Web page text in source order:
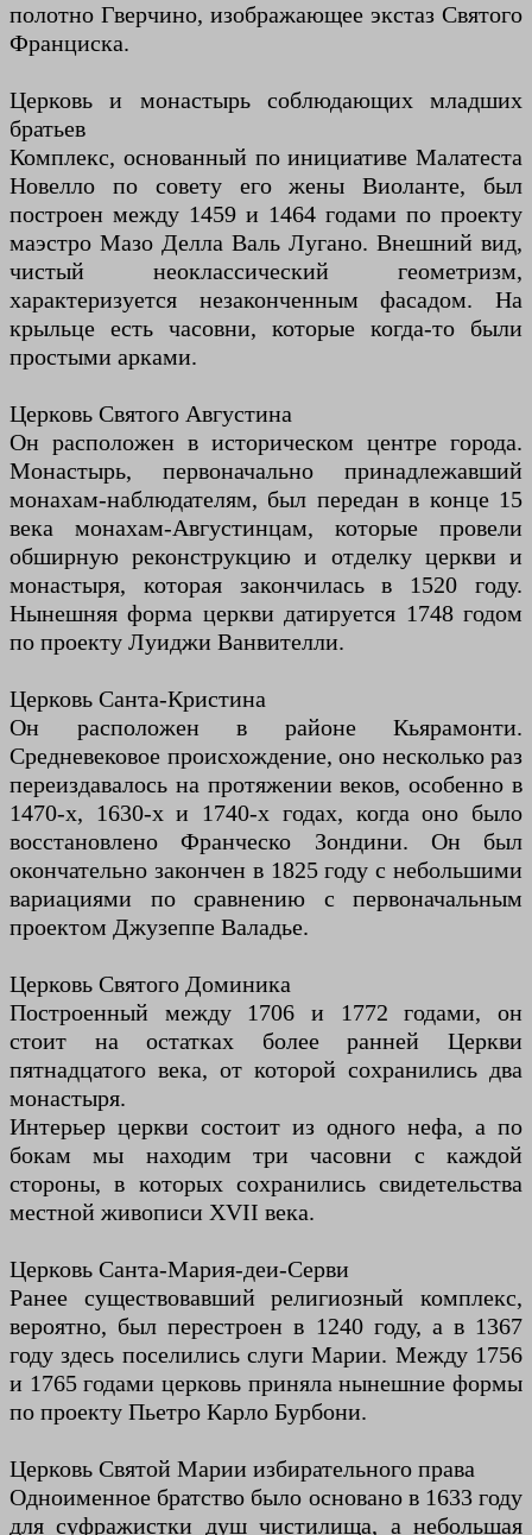
полотно Гверчино, изображающее экстаз Святого
Франциска.
Церковь и монастырь соблюдающих младших
братьев
Комплекс, основанный по инициативе Малатеста
Новелло по совету его жены Виоланте, был
построен между 1459 и 1464 годами по проекту
маэстро Мазо Делла Валь Лугано. Внешний вид,
чистый неоклассический геометризм,
характеризуется незаконченным фасадом. На
крыльце есть часовни, которые когда-то были
простыми арками.
Церковь Святого Августина
Он расположен в историческом центре города.
Монастырь, первоначально принадлежавший
монахам-наблюдателям, был передан в конце 15
века монахам-Августинцам, которые провели
обширную реконструкцию и отделку церкви и
монастыря, которая закончилась в 1520 году.
Нынешняя форма церкви датируется 1748 годом
по проекту Луиджи Ванвителли.
Церковь Санта-Кристина
Он расположен в районе Кьярамонти.
Средневековое происхождение, оно несколько раз
переиздавалось на протяжении веков, особенно в
1470-х, 1630-х и 1740-х годах, когда оно было
восстановлено Франческо Зондини. Он был
окончательно закончен в 1825 году с небольшими
вариациями по сравнению с первоначальным
проектом Джузеппе Валадье.
Церковь Святого Доминика
Построенный между 1706 и 1772 годами, он
стоит на остатках более ранней Церкви
пятнадцатого века, от которой сохранились два
монастыря.
Интерьер церкви состоит из одного нефа, а по
бокам мы находим три часовни с каждой
стороны, в которых сохранились свидетельства
местной живописи XVII века.
Церковь Санта-Мария-деи-Серви
Ранее существовавший религиозный комплекс,
вероятно, был перестроен в 1240 году, а в 1367
году здесь поселились слуги Марии. Между 1756
и 1765 годами церковь приняла нынешние формы
по проекту Пьетро Карло Бурбони.
Церковь Святой Марии избирательного права
Одноименное братство было основано в 1633 году
для суфражистки душ чистилища, а небольшая